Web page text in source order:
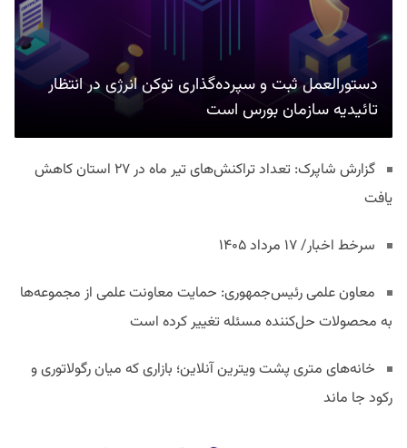
دستورالعمل ثبت و سپرده‌گذاری توکن انرژی در انتظار
تائیدیه سازمان بورس است
گزارش شاپرک: تعداد تراکنش‌های تیر ماه در ۲۷ استان‌ کاهش
یافت
سرخط اخبار/ ۱۷ مرداد ۱۴۰۵
معاون علمی رئیس‌جمهوری: حمایت معاونت علمی از مجموعه‌ها
به محصولات حل‌کننده مسئله تغییر کرده است
خانه‌های متری پشت ویترین آنلاین؛ بازاری که میان رگولاتوری و
رکود جا ماند